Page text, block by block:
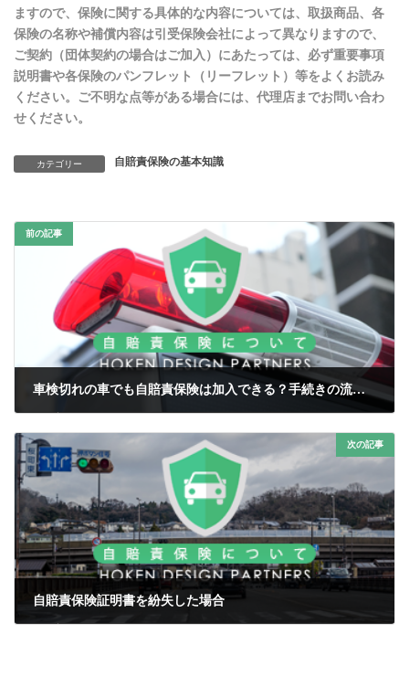
ますので、保険に関する具体的な内容については、取扱商品、各
保険の名称や補償内容は引受保険会社によって異なりますので、
ご契約（団体契約の場合はご加入）にあたっては、必ず重要事項
説明書や各保険のパンフレット（リーフレット）等をよくお読み
ください。ご不明な点等がある場合には、代理店までお問い合わ
せください。
カテゴリー 自賠責保険の基本知識
前の記事
車検切れの車でも自賠責保険は加入できる？手続きの流れを解説
次の記事
自賠責保険証明書を紛失した場合